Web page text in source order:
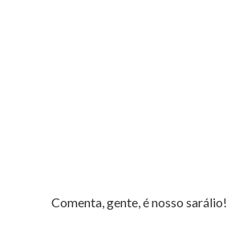
Comenta, gente, é nosso sarálio!